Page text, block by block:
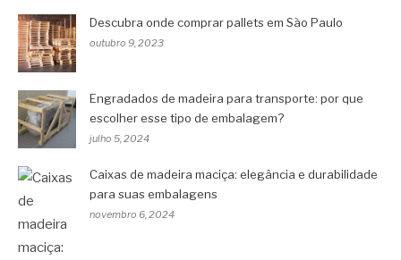
Descubra onde comprar pallets em São Paulo
outubro 9, 2023
Engradados de madeira para transporte: por que
escolher esse tipo de embalagem?
julho 5, 2024
Caixas de madeira maciça: elegância e durabilidade
para suas embalagens
novembro 6, 2024